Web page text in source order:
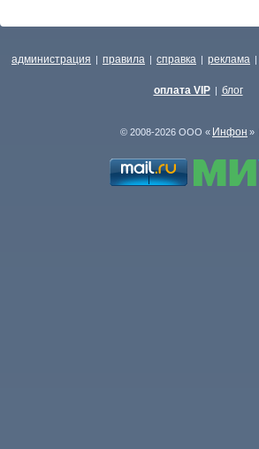
администрация | правила | справка | реклама |
оплата VIP | блог
© 2008-2026 ООО « Инфон »